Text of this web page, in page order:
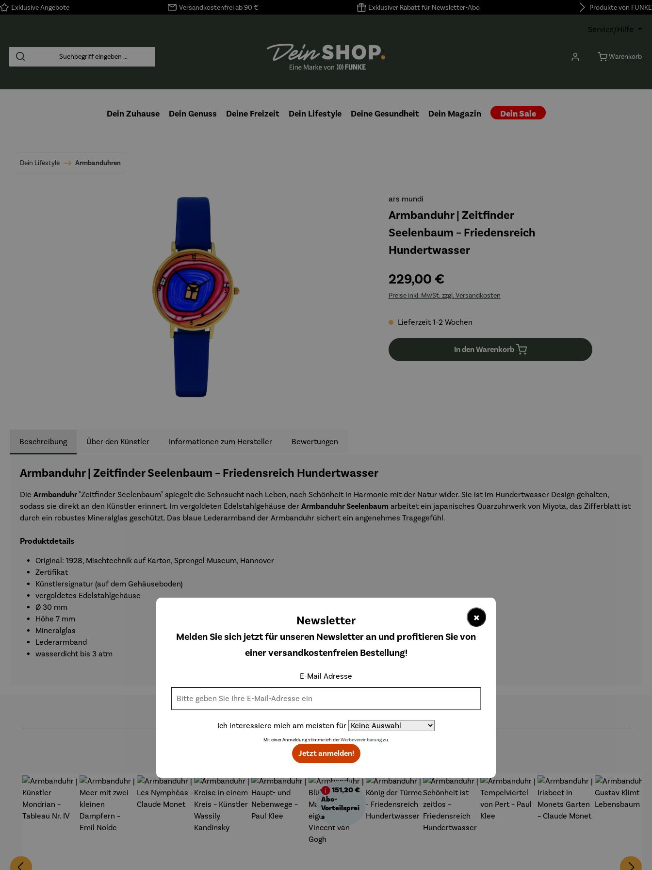
Zur Hauptnavigation springen
Exklusive Angebote Versandkostenfrei ab 90 € Exklusiver Rabatt für Newsletter-Abo Produkte von FUNKE
Service/Hilfe
Warenkorb
Dein Zuhause Dein Genuss Deine Freizeit Dein Lifestyle Deine Gesundheit Dein Magazin Dein Sale
Dein Lifestyle Armbanduhren
ars mundi
Armbanduhr | Zeitfinder
Seelenbaum – Friedensreich
Hundertwasser
229,00 €
Preise inkl. MwSt. zzgl. Versandkosten
Lieferzeit 1-2 Wochen
In den Warenkorb
Beschreibung Über den Künstler Informationen zum Hersteller Bewertungen
Armbanduhr | Zeitfinder Seelenbaum – Friedensreich Hundertwasser
Die Armbanduhr "Zeitfinder Seelenbaum" spiegelt die Sehnsucht nach Leben, nach Schönheit in Harmonie mit der Natur wider. Sie ist im Hundertwasser Design gehalten,
sodass sie direkt an den Künstler erinnert. Im vergoldeten Edelstahlgehäuse der Armbanduhr Seelenbaum arbeitet ein japanisches Quarzuhrwerk von Miyota, das Zifferblatt ist
durch ein robustes Mineralglas geschützt. Das blaue Lederarmband der Armbanduhr sichert ein angenehmes Tragegefühl.
Produktdetails
Original: 1928, Mischtechnik auf Karton, Sprengel Museum, Hannover
Zertifikat
Künstlersignatur (auf dem Gehäuseboden)
vergoldetes Edelstahlgehäuse
Ø 30 mm
Höhe 7 mm
Mineralglas
Lederarmband
wasserdicht bis 3 atm
Weitere Produkte
151,20 €
Abo-
Vorteilsprei
s
×
Newsletter
Melden Sie sich jetzt für unseren Newsletter an und profitieren Sie von
einer versandkostenfreien Bestellung!
E-Mail Adresse
Ich interessiere mich am meisten für
Mit einer Anmeldung stimme ich derWerbevereinbarungzu.
Jetzt anmelden!